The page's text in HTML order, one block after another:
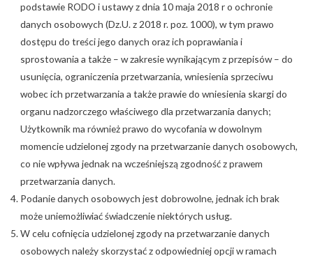
podstawie RODO i ustawy z dnia 10 maja 2018 r o ochronie
danych osobowych (Dz.U. z 2018 r. poz. 1000), w tym prawo
dostępu do treści jego danych oraz ich poprawiania i
sprostowania a także – w zakresie wynikającym z przepisów – do
usunięcia, ograniczenia przetwarzania, wniesienia sprzeciwu
wobec ich przetwarzania a także prawie do wniesienia skargi do
organu nadzorczego właściwego dla przetwarzania danych;
Użytkownik ma również prawo do wycofania w dowolnym
momencie udzielonej zgody na przetwarzanie danych osobowych,
co nie wpływa jednak na wcześniejszą zgodność z prawem
przetwarzania danych.
Podanie danych osobowych jest dobrowolne, jednak ich brak
może uniemożliwiać świadczenie niektórych usług.
W celu cofnięcia udzielonej zgody na przetwarzanie danych
osobowych należy skorzystać z odpowiedniej opcji w ramach